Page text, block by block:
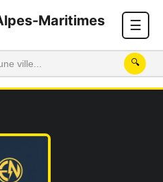
☰
🔍